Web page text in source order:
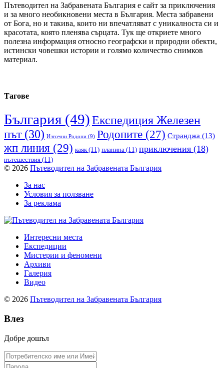
Пътеводител на Забравената България е сайт за приключения
и за много необикновени места в България. Места забравени
от Бога, но и такива, които ни впечатляват с уникалноста си и
красотата, която пленява сърцата. Тук ще откриете много
полезна информация относно географски и природни обекти,
истински човешки истории и голямо количество снимков
материал.
Тагове
България (49)Експедиция Железен
път(30) Източни Родопи (9) Родопите (27) Странджа (13)
жп линия (29) каяк(11) планина (11) приключения (18)
пътешествия (11)
© 2026 Пътеводител на Забравената България
За нас
Условия за ползване
За реклама
Интересни места
Експедиции
Мистерии и феномени
Архиви
Галерия
Видео
© 2026 Пътеводител на Забравената България
Влез
Добре дошъл